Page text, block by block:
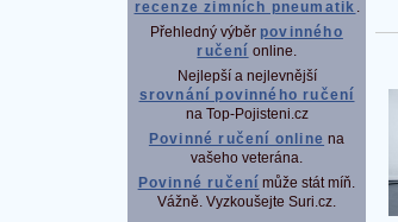
recenze zimních pneumatik .
Přehledný výběr povinného
ručení online.
Nejlepší a nejlevnější
srovnání povinného ručení
na Top-Pojisteni.cz
Povinné ručení online na
vašeho veterána.
Povinné ručení může stát míň.
Vážně. Vyzkoušejte Suri.cz.